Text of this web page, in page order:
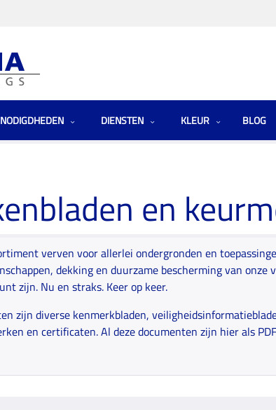
DIENSTEN KLEUR BLOG
en
verven voor allerlei ondergronden en
dekking en duurzame bescherming van
zijn. Nu en straks. Keer op keer.
zijn diverse kenmerkbladen,
en certificaten. Al deze documenten zijn hier als